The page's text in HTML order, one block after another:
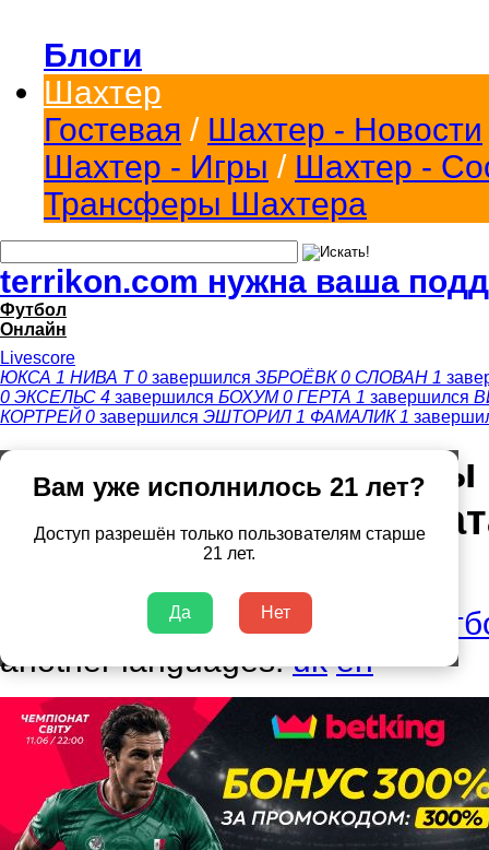
Блоги
Шахтер
Гостевая / Шахтер - Новости
Шахтер - Игры / Шахтер -
Трансферы Шахтера
terrikon.com нужна ваша
Футбол
Онлайн
Livescore
ЮКСА 1 НИВА Т 0 завершился ЗБРОЁВК 0 СЛОВАН 1
0 ЭКСЕЛЬС 4 завершился БОХУМ 0 ГЕРТА 1 завершился
КОРТРЕЙ 0 завершился ЭШТОРИЛ 1 ФАМАЛИК 1
Вам уже исполнилось 21 лет?
Доступ разрешён только пользователям старше
21 лет.
Да Нет
Эффект 48: все плюсы
расширения
Добавлено:11.06.26 13:39
Чемпионат мира по
another languages:uk en